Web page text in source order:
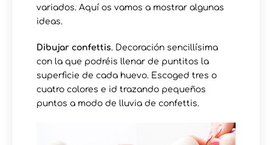
variados. Aquí os vamos a mostrar algunas
ideas.
Dibujar confettis. Decoración sencillísima
con la que podréis llenar de puntitos la
superficie de cada huevo. Escoged tres o
cuatro colores e id trazando pequeños
puntos a modo de lluvia de confettis.